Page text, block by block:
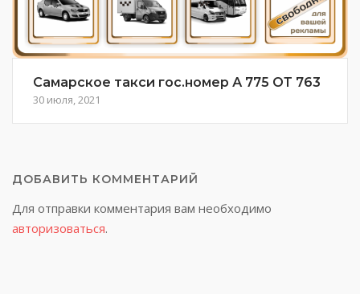
Самарское такси гос.номер А 775 ОТ 763
30 июля, 2021
ДОБАВИТЬ КОММЕНТАРИЙ
Для отправки комментария вам необходимо
авторизоваться.